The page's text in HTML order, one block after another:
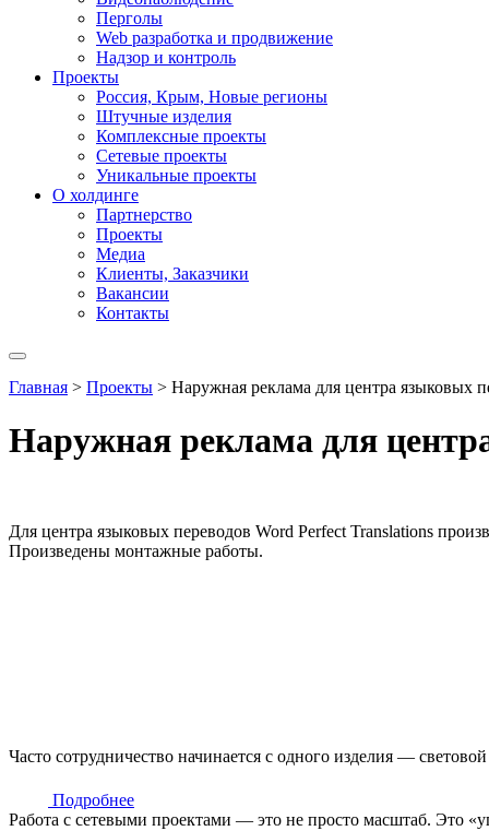
Перголы
Web разработка и продвижение
Надзор и контроль
Проекты
Россия, Крым, Новые регионы
Штучные изделия
Комплексные проекты
Сетевые проекты
Уникальные проекты
О холдинге
Партнерство
Проекты
Медиа
Клиенты, Заказчики
Вакансии
Контакты
Главная > Проекты > Наружная реклама для центра языковых
Наружная реклама для
Для центра языковых переводов Word Perfect Translations
Произведены монтажные работы.
Часто сотрудничество начинается с одного изделия —
Подробнее
Работа с сетевыми проектами — это не просто масштаб. Это